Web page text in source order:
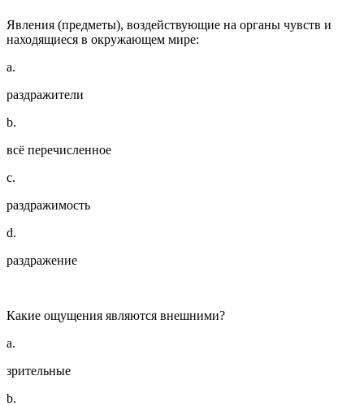
Явления (предметы), воздействующие на органы чувств и
находящиеся в окружающем мире:
a.
раздражители
b.
всё перечисленное
c.
раздражимость
d.
раздражение
Какие ощущения являются внешними?
a.
зрительные
b.